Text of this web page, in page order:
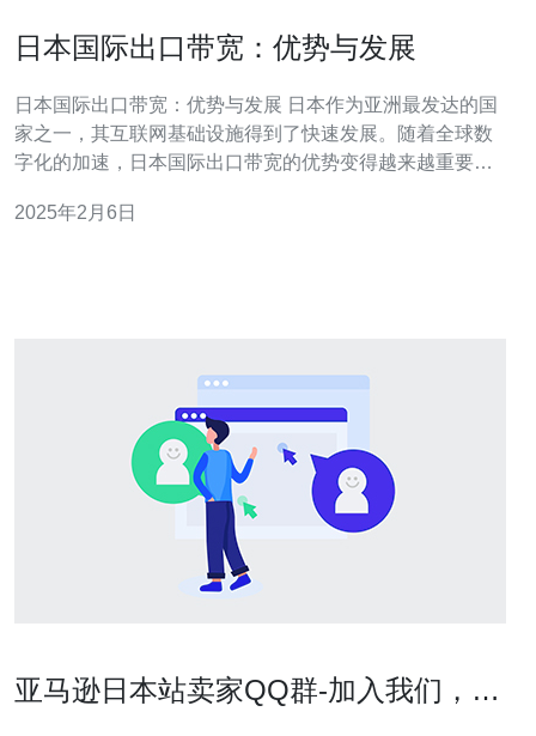
日本国际出口带宽：优势与发展
日本国际出口带宽：优势与发展 日本作为亚洲最发达的国
家之一，其互联网基础设施得到了快速发展。随着全球数
字化的加速，日本国际出口带宽的优势变得越来越重要。
本作为亚洲的技术和创新中心，其国际出口带宽具有以下
2025年2月6日
亚马逊日本站卖家QQ群-加入我们，轻